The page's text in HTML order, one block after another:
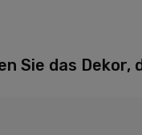
Sie das Dekor,